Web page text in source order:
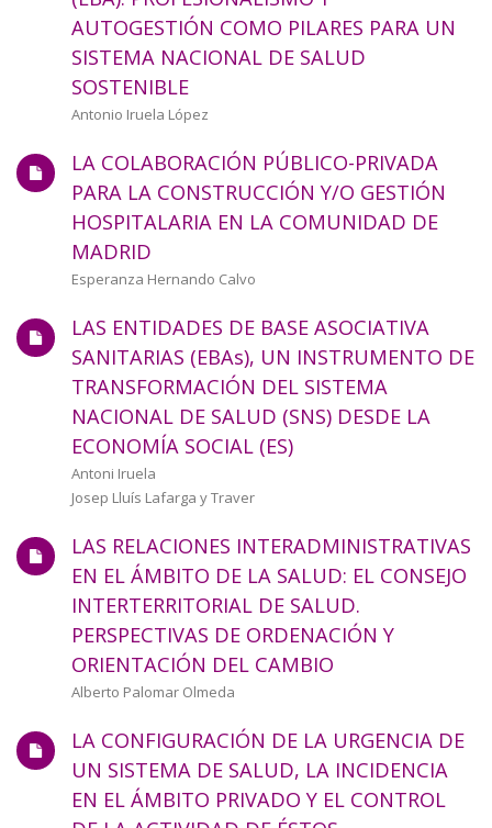
navegación
AUTOGESTIÓN COMO PILARES PARA UN
SISTEMA NACIONAL DE SALUD
SOSTENIBLE
Autor/a
Antonio Iruela López
LA COLABORACIÓN PÚBLICO-PRIVADA
PARA LA CONSTRUCCIÓN Y/O GESTIÓN
HOSPITALARIA EN LA COMUNIDAD DE
MADRID
Autor/a
Esperanza Hernando Calvo
LAS ENTIDADES DE BASE ASOCIATIVA
SANITARIAS (EBAs), UN INSTRUMENTO DE
TRANSFORMACIÓN DEL SISTEMA
NACIONAL DE SALUD (SNS) DESDE LA
ECONOMÍA SOCIAL (ES)
Autor/a
Antoni Iruela
Josep Lluís Lafarga y Traver
LAS RELACIONES INTERADMINISTRATIVAS
EN EL ÁMBITO DE LA SALUD: EL CONSEJO
INTERTERRITORIAL DE SALUD.
PERSPECTIVAS DE ORDENACIÓN Y
ORIENTACIÓN DEL CAMBIO
Autor/a
Alberto Palomar Olmeda
LA CONFIGURACIÓN DE LA URGENCIA DE
UN SISTEMA DE SALUD, LA INCIDENCIA
EN EL ÁMBITO PRIVADO Y EL CONTROL